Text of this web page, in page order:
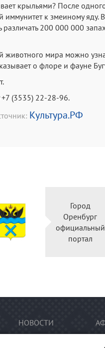
крыльями? После
к змеиному яду.
различать 200 000 000
животного мира можно
о флоре и фауне
(3535) 22-28-96.
Культура.РФ
Город
Оренбург
официальный
портал
НОВОСТИ